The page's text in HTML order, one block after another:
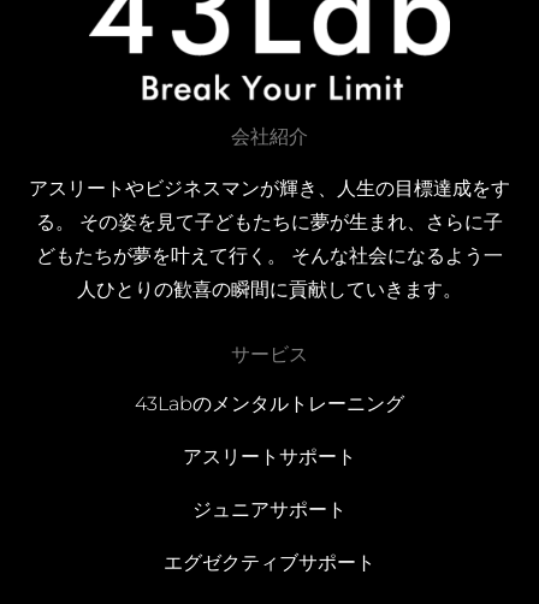
会社紹介
アスリートやビジネスマンが輝き、人生の目標達成をす
る。 その姿を見て子どもたちに夢が生まれ、さらに子
どもたちが夢を叶えて行く。 そんな社会になるよう一
人ひとりの歓喜の瞬間に貢献していきます。
サービス
43Labのメンタルトレーニング
アスリートサポート
ジュニアサポート
エグゼクティブサポート